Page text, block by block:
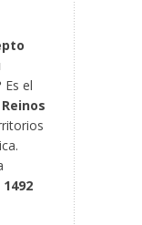
Es el
Reinos
1492